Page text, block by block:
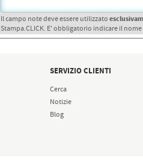
Il campo note deve essere utilizzato
Stampa.CLICK. E' obbligatorio indicare il
SERVIZIO CLIENTI
Cerca
Notizie
Blog